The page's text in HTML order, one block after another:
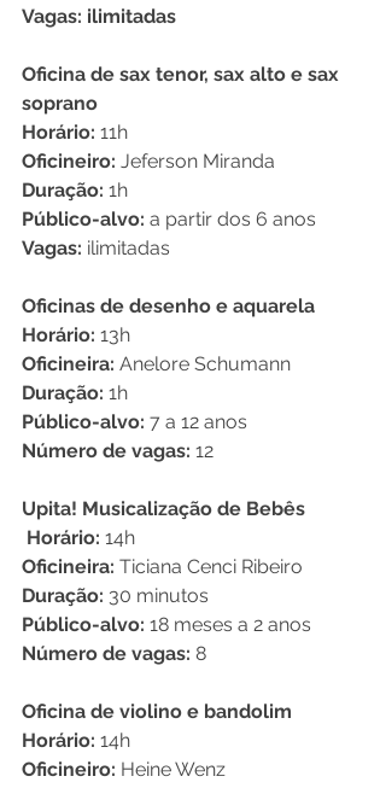
Vagas: ilimitadas
Oficina de sax tenor, sax alto e sax
soprano
Horário: 11h
Oficineiro: Jeferson Miranda
Duração: 1h
Público-alvo: a partir dos 6 anos
Vagas: ilimitadas
Oficinas de desenho e aquarela
Horário: 13h
Oficineira: Anelore Schumann
Duração: 1h
Público-alvo: 7 a 12 anos
Número de vagas: 12
Upita! Musicalização de Bebês
Horário: 14h
Oficineira: Ticiana Cenci Ribeiro
Duração: 30 minutos
Público-alvo: 18 meses a 2 anos
Número de vagas: 8
Oficina de violino e bandolim
Horário: 14h
Oficineiro: Heine Wenz